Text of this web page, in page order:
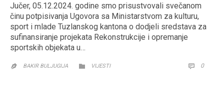
Jučer, 05.12.2024. godine smo prisustvovali svečanom
činu potpisivanja Ugovora sa Ministarstvom za kulturu,
sport i mlade Tuzlanskog kantona o dodjeli sredstava za
sufinansiranje projekata Rekonstrukcije i opremanje
sportskih objekata u…
 BAKIR BULJUGIJA  CATEGORY
VIJESTI  0